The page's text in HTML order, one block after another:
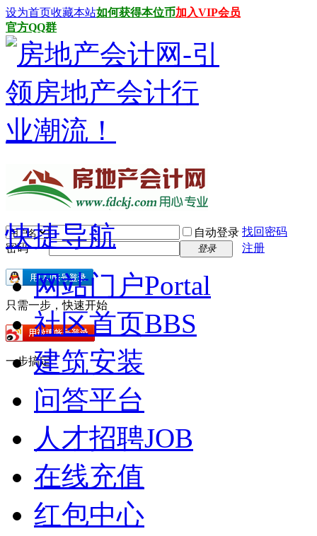
设为首页收藏本站如何获得本位币加入VIP会员
官方QQ群
自动登录 找回密码
密码
登录 注册
只需一步，快速开始
一步搞定
快捷导航
网站门户Portal
社区首页BBS
建筑安装
问答平台
人才招聘JOB
在线充值
红包中心